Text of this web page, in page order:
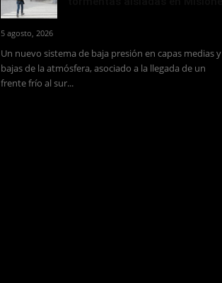
5 agosto, 2026
Un nuevo sistema de baja presión en capas medias y
bajas de la atmósfera, asociado a la llegada de un
frente frío al sur...